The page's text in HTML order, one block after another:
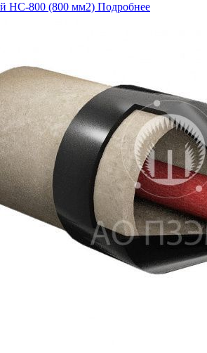
НС-800 (800 мм2) Подробнее